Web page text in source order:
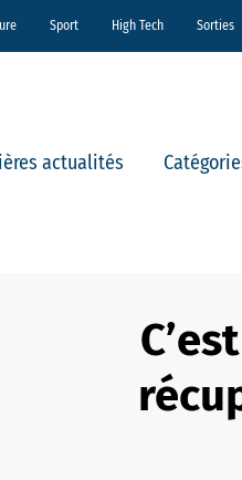
Sport High Tech Sorties
actualités